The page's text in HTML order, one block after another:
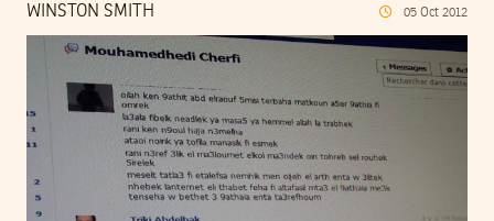
WINSTON SMITH 05 Oct 2012